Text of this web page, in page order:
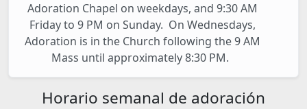
Adoration Chapel on weekdays, and 9:30 AM
Friday to 9 PM on Sunday. On Wednesdays,
Adoration is in the Church following the 9 AM
Mass until approximately 8:30 PM.
Horario semanal de adoración